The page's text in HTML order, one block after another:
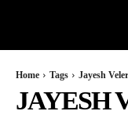
Home Tags Jayesh
JAYESH